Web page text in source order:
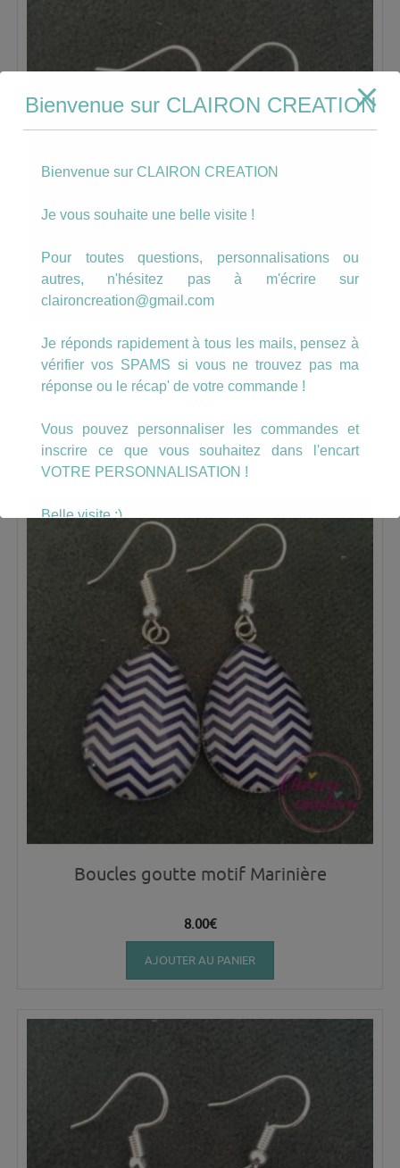
Boucles goutte Coquelicot
AJOUTER AU PANIER
Boucles goutte motif Marinière
8.00€
AJOUTER AU PANIER
Bienvenue sur CLAIRON CREATION
Bienvenue sur CLAIRON CREATION
Je vous souhaite une belle visite !
Pour toutes questions, personnalisations ou
autres, n'hésitez pas à m'écrire sur
claironcreation@gmail.com
Je réponds rapidement à tous les mails, pensez à
vérifier vos SPAMS si vous ne trouvez pas ma
réponse ou le récap' de votre commande !
Vous pouvez personnaliser les commandes et
inscrire ce que vous souhaitez dans l'encart
VOTRE PERSONNALISATION !
Belle visite :)